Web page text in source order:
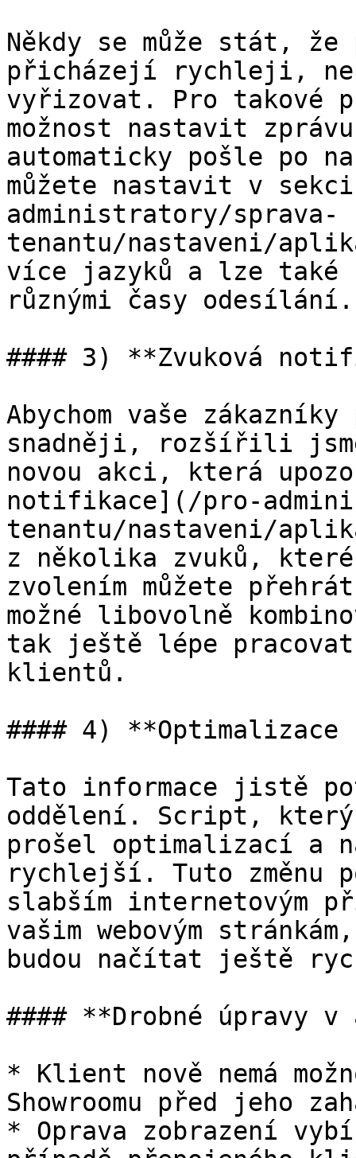
Někdy se může stát, že
přicházejí rychleji,
vyřizovat. Pro takové
možnost nastavit
automaticky pošle po
můžete nastavit v
administratory/sprava-
tenantu/nastaveni/
více jazyků a lze také
různými časy odesílání.
#### 3) **Zvuková
Abychom vaše
snadněji, rozšířili
novou akci, která
notifikace](/pro-
tenantu/nastaveni/
z několika zvuků,
zvolením můžete
možné libovolně
tak ještě lépe
klientů.
#### 4) **Optimalizace
Tato informace jistě
oddělení. Script,
prošel optimalizací a
rychlejší. Tuto změnu
slabším internetovým
vašim webovým
budou načítat ještě
#### **Drobné úpravy
* Klient nově nemá
Showroomu před jeho
* Oprava zobrazení